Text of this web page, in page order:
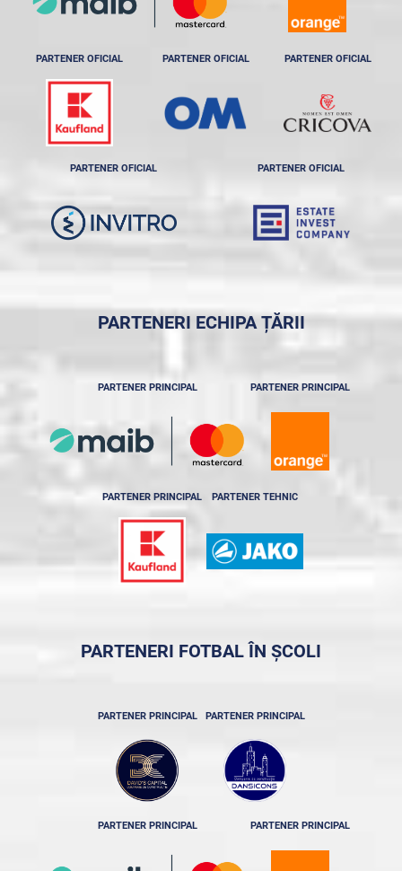
PARTENER OFICIAL PARTENER OFICIAL PARTENER OFICIAL
PARTENER OFICIAL PARTENER OFICIAL
PARTENERI ECHIPA ȚĂRII
PARTENER PRINCIPAL PARTENER PRINCIPAL
PARTENER PRINCIPAL PARTENER TEHNIC
PARTENERI FOTBAL ÎN ȘCOLI
PARTENER PRINCIPAL PARTENER PRINCIPAL
PARTENER PRINCIPAL PARTENER PRINCIPAL